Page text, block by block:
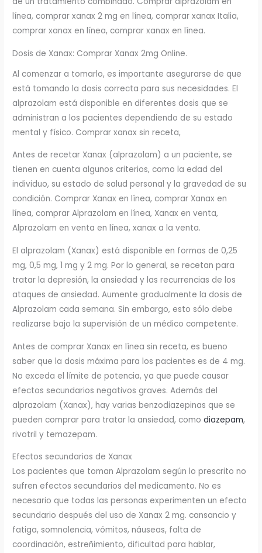
línea, comprar xanax 2 mg en línea, comprar xanax Italia,
comprar xanax en línea, comprar xanax en línea.
Dosis de Xanax: Comprar Xanax 2mg Online.
Al comenzar a tomarlo, es importante asegurarse de que
está tomando la dosis correcta para sus necesidades. El
alprazolam está disponible en diferentes dosis que se
administran a los pacientes dependiendo de su estado
mental y físico. Comprar xanax sin receta,
Antes de recetar Xanax (alprazolam) a un paciente, se
tienen en cuenta algunos criterios, como la edad del
individuo, su estado de salud personal y la gravedad de su
condición. Comprar Xanax en línea, comprar Xanax en
línea, comprar Alprazolam en línea, Xanax en venta,
Alprazolam en venta en línea, xanax a la venta.
El alprazolam (Xanax) está disponible en formas de 0,25
mg, 0,5 mg, 1 mg y 2 mg. Por lo general, se recetan para
tratar la depresión, la ansiedad y las recurrencias de los
ataques de ansiedad. Aumente gradualmente la dosis de
Alprazolam cada semana. Sin embargo, esto sólo debe
realizarse bajo la supervisión de un médico competente.
Antes de comprar Xanax en línea sin receta, es bueno
saber que la dosis máxima para los pacientes es de 4 mg.
No exceda el límite de potencia, ya que puede causar
efectos secundarios negativos graves. Además del
alprazolam (Xanax), hay varias benzodiazepinas que se
pueden comprar para tratar la ansiedad, comodiazepam,
rivotril y temazepam.
Efectos secundarios de Xanax
Los pacientes que toman Alprazolam según lo prescrito no
sufren efectos secundarios del medicamento. No es
necesario que todas las personas experimenten un efecto
secundario después del uso de Xanax 2 mg. cansancio y
fatiga, somnolencia, vómitos, náuseas, falta de
coordinación, estreñimiento, dificultad para hablar,